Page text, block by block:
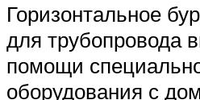
Горизонтальное
для трубопровода
помощи
оборудования с